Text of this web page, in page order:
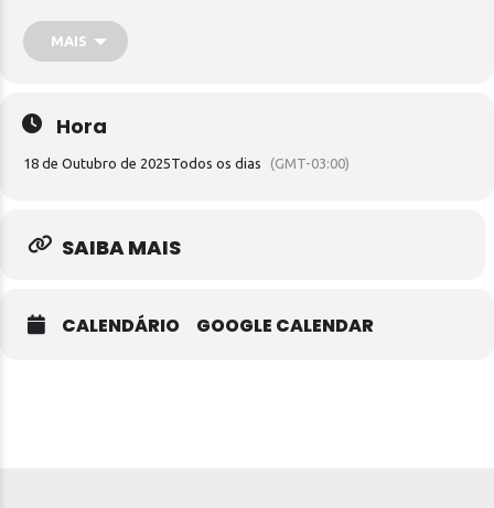
celíaca, doenças raras, hipertensão portal, rastreamento de
neoplasias, entre outros.
MAIS
Hora
18 de Outubro de 2025Todos os dias (GMT-03:00)
SAIBA MAIS
CALENDÁRIO GOOGLE CALENDAR